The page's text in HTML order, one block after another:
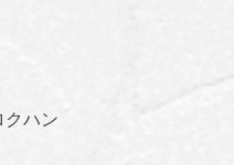
ハン